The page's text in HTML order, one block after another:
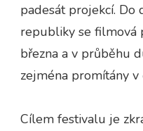
padesát projekcí. Do
republiky se filmová
března a v průběhu
zejména promítány v
Cílem festivalu je